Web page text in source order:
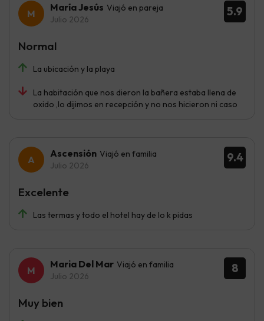
5.9
María Jesús Viajó en pareja
Julio 2026
La ubicación y la playa
La habitación que nos dieron la bañera estaba llena de
oxido ,lo dijimos en recepción y no nos hicieron ni caso
Normal
9.4
Ascensión Viajó en familia
Julio 2026
Las termas y todo el hotel hay de lo k pidas
Excelente
8
Maria Del Mar Viajó en familia
Julio 2026
Muy bien